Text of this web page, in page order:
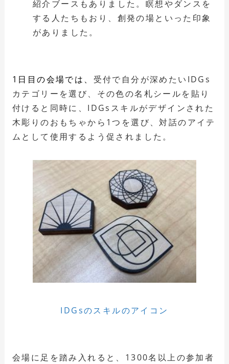
紹介ブースもありました。瞑想やダンスを
する人たちもおり、創発の場といった印象
がありました。
1日目の会場では、 受付で自分が深めたいIDGs
カテゴリーを選び、その色の名札シールを貼り
付けると同時に、IDGsスキルがデザインされた
木彫りのおもちゃから1つを選び、対話のアイテ
ムとして使用するよう促されました。
IDGsのスキルのアイコン
会場に足を踏み入れると、1300名以上の参加者